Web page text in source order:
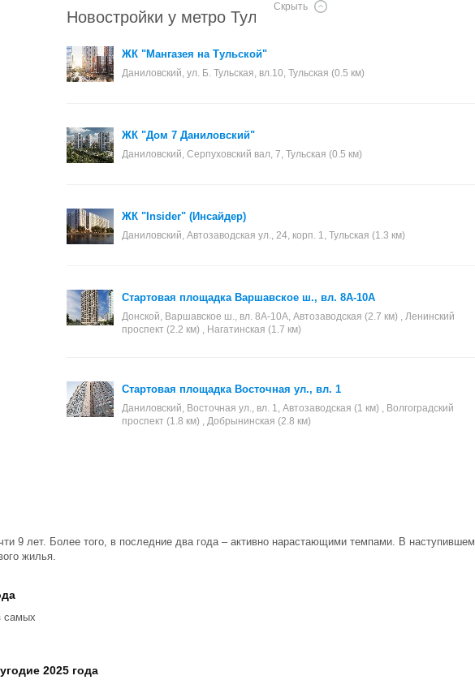
Скрыть
Новостройки у метро Тульская
ЖК "Мангазея на Тульской"
Даниловский, ул. Б. Тульская, вл.10, Тульская (0.5 км)
ЖК "Дом 7 Даниловский"
Даниловский, Серпуховский вал, 7, Тульская (0.5 км)
ЖК "Insider" (Инсайдер)
Даниловский, Автозаводская ул., 24, корп. 1, Тульская (1.3 км)
Стартовая площадка Варшавское ш., вл. 8А-10А
Донской, Варшавское ш., вл. 8А-10А, Автозаводская (2.7 км) , Ленинский
проспект (2.2 км) , Нагатинская (1.7 км)
Стартовая площадка Восточная ул., вл. 1
Даниловский, Восточная ул., вл. 1, Автозаводская (1 км) , Волгоградский
проспект (1.8 км) , Добрынинская (2.8 км)
9 лет. Более того, в последние два года – активно нарастающими темпами. В наступившем
жилья.
самых
2025 года